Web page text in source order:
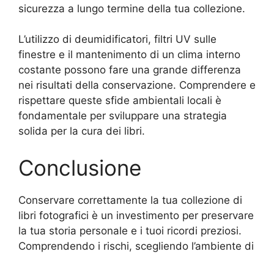
sicurezza a lungo termine della tua collezione.
L’utilizzo di deumidificatori, filtri UV sulle
finestre e il mantenimento di un clima interno
costante possono fare una grande differenza
nei risultati della conservazione. Comprendere e
rispettare queste sfide ambientali locali è
fondamentale per sviluppare una strategia
solida per la cura dei libri.
Conclusione
Conservare correttamente la tua collezione di
libri fotografici è un investimento per preservare
la tua storia personale e i tuoi ricordi preziosi.
Comprendendo i rischi, scegliendo l’ambiente di